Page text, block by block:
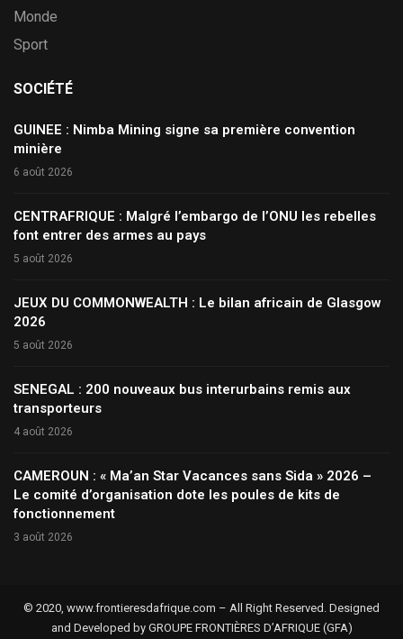
Monde
Sport
SOCIÉTÉ
GUINEE : Nimba Mining signe sa première convention
minière
6 août 2026
CENTRAFRIQUE : Malgré l’embargo de l’ONU les rebelles
font entrer des armes au pays
5 août 2026
JEUX DU COMMONWEALTH : Le bilan africain de Glasgow
2026
5 août 2026
SENEGAL : 200 nouveaux bus interurbains remis aux
transporteurs
4 août 2026
CAMEROUN : « Ma’an Star Vacances sans Sida » 2026 –
Le comité d’organisation dote les poules de kits de
fonctionnement
3 août 2026
© 2020, www.frontieresdafrique.com – All Right Reserved. Designed
and Developed by GROUPE FRONTIÈRES D’AFRIQUE (GFA)